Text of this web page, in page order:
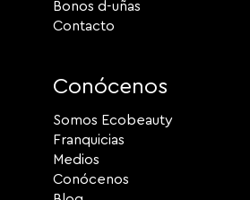
Bonos d-uñas
Contacto
Conócenos
Somos Ecobeauty
Franquicias
Medios
Conócenos